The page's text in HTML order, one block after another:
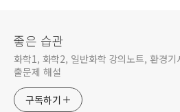
좋은 습관
화학1, 화학2, 일반화학 강의노트, 환경기
출문제 해설
구독하기